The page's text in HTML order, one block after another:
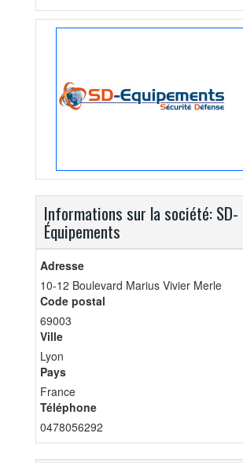
Informations sur la société: SD-
Équipements
Adresse
10-12 Boulevard Marius Vivier Merle
Code postal
69003
Ville
Lyon
Pays
France
Téléphone
0478056292